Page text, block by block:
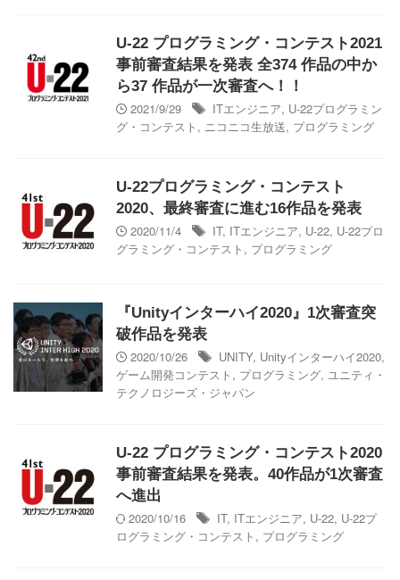
U-22 プログラミング・コンテスト2021
事前審査結果を発表 全374 作品の中か
ら37 作品が一次審査へ！！
2021/9/29
ITエンジニア, U-22プログラミン
グ・コンテスト , ニコニコ生放送, プログラミング
U-22プログラミング・コンテスト
2020、最終審査に進む16作品を発表
2020/11/4
IT, ITエンジニア, U-22, U-22プロ
グラミング・コンテスト , プログラミング
『Unityインターハイ2020』1次審査突
破作品を発表
2020/10/26
UNITY, Unityインターハイ2020,
ゲーム開発コンテスト , プログラミング, ユニティ・
テクノロジーズ・ジャパン
U-22 プログラミング・コンテスト2020
事前審査結果を発表。40作品が1次審査
へ進出
2020/10/16
IT, ITエンジニア, U-22, U-22プ
ログラミング・コンテスト , プログラミング